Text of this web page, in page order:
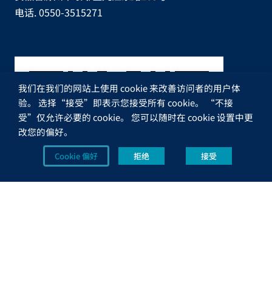
电话. 0550-3515271
我们在我们的网站上使用 cookie 来改善访问者的用户体
验。 选择“接受”即表示您接受所有 cookie。 “不接
受”仅允许必要的 cookie。 您可以随时在 cookie 设置中更
改您的偏好。
Cookie 偏好 拒绝 接受